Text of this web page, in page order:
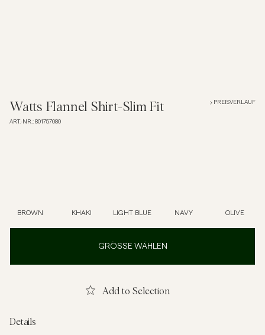
Shorts
Unterwäsche
Watts Flannel Shirt-Slim Fit
ART.-NR.: 801757080
PREISVERLAUF
BROWN KHAKI LIGHT BLUE NAVY OLIVE
GRÖSSE WÄHLEN
Add to Selection
Details